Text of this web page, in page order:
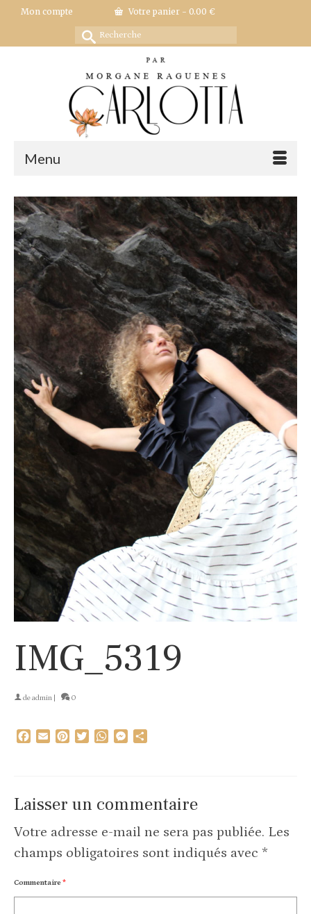
Mon compte Votre panier - 0.00 €
Rechercher :
Menu
IMG_5319
deadmin 0
Facebook
EmailPinterestTwitterWhatsAppMessenger
Laisser un commentaire
Votre adresse e-mail ne sera pas publiée. Les
champs obligatoires sont indiqués avec *
Commentaire *